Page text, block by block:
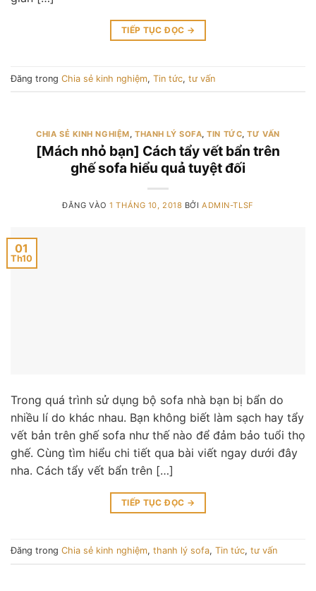
TIẾP TỤC ĐỌC →
Đăng trong Chia sẻ kinh nghiệm, Tin tức, tư vấn
CHIA SẺ KINH NGHIỆM, THANH LÝ SOFA,TIN TỨC,TƯ VẤN
[Mách nhỏ bạn] Cách tẩy vết bẩn trên
ghế sofa hiểu quả tuyệt đối
ĐĂNG VÀO1 THÁNG 10, 2018 BỞIADMIN-TLSF
01
Th10
Trong quá trình sử dụng bộ sofa nhà bạn bị bẩn do
nhiều lí do khác nhau. Bạn không biết làm sạch hay tẩy
vết bản trên ghế sofa như thế nào để đảm bảo tuổi thọ
ghế. Cùng tìm hiểu chi tiết qua bài viết ngay dưới đây
nha. Cách tẩy vết bẩn trên […]
TIẾP TỤC ĐỌC →
Đăng trong Chia sẻ kinh nghiệm, thanh lý sofa, Tin tức, tư vấn